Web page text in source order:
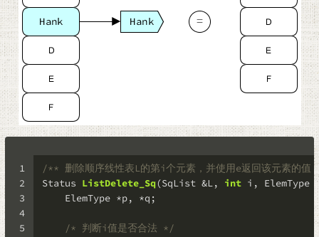
1
2
3
4
5
/** 删除顺序线性表L的第i个元素，并使用e返回该元素
Status ListDelete_Sq(SqList &L, int i, ElemType
    ElemType *p, *q;
/* 判断i值是否合法 */